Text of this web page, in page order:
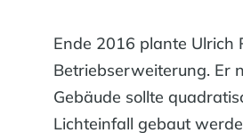
Ende 2016 plante Ulrich
Betriebserweiterung. Er
Gebäude sollte
Lichteinfall gebaut